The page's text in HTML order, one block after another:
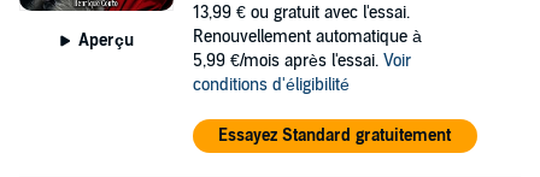
Aperçu
13,99 € ou gratuit avec l'essai.
Renouvellement automatique à
5,99 €/mois après l'essai. Voir
conditions d'éligibilité
Essayez Standard gratuitement